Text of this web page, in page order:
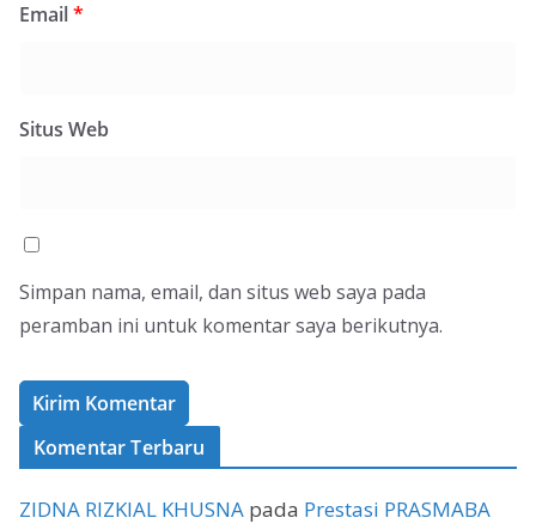
Email*
Situs Web
Simpan nama, email, dan situs web saya pada
peramban ini untuk komentar saya berikutnya.
Komentar Terbaru
ZIDNA RIZKIAL KHUSNA pada Prestasi PRASMABA